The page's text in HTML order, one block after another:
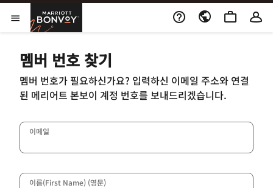
Skip to Content
메뉴 열기
Marriott Bonvoy
멤버 번호 찾기
멤버 번호가 필요하신가요? 입력하신 이메일 주소와 연결
된 메리어트 본보이 계정 번호를 보내드리겠습니다.
이메일
이름(First Name) (영문)